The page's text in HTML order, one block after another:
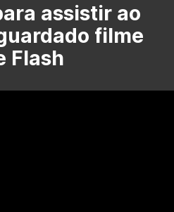
assistir ao
filme
Flash